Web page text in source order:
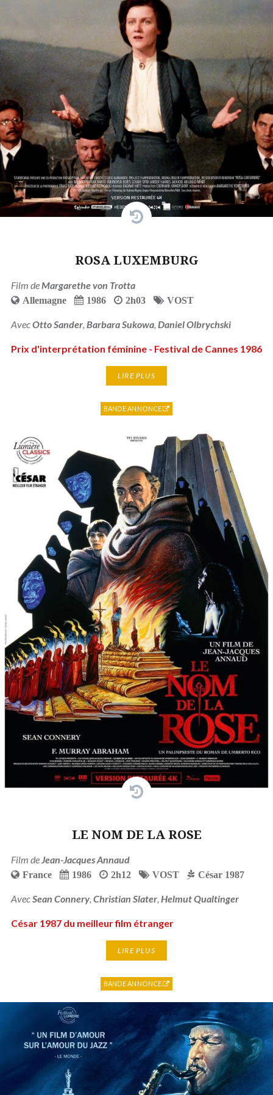
ROSA LUXEMBURG
Film de Margarethe von Trotta
Allemagne 1986 2h03 VOST
AvecOtto Sander, Barbara Sukowa, Daniel Olbrychski
Prix d'interprétation féminine - Festival de Cannes 1986
LIRE PLUS
BANDE ANNONCE
LE NOM DE LA ROSE
Film deJean-Jacques Annaud
France 1986 2h12 VOST César 1987
AvecSean Connery, Christian Slater, Helmut Qualtinger
César 1987 du meilleur film étranger
LIRE PLUS
BANDE ANNONCE